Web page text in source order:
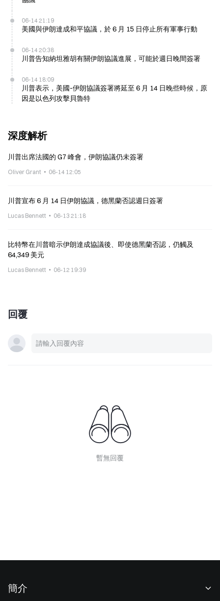
06-14 21:19
美國與伊朗達成和平協議，於 6 月 15 日停止所有軍事行動
06-14 20:38
川普告知納坦雅胡有關伊朗協議進展，可能於週日晚間簽署
06-14 18:09
川普表示，美國-伊朗協議簽署將延至 6 月 14 日晚些時候，原
因是以色列攻擊貝魯特
深度解析
川普出席法國的 G7 峰會，伊朗協議仍未簽署
Oliver Grant 06-14 12:05
川普宣布 6 月 14 日伊朗協議，德黑蘭否認週日簽署
Lucas Bennett 06-13 21:18
比特幣在川普暗示伊朗達成協議後、即使德黑蘭否認，仍觸及
64,349 美元
Lucas Bennett 06-12 19:39
回覆
暫無回覆
簡介